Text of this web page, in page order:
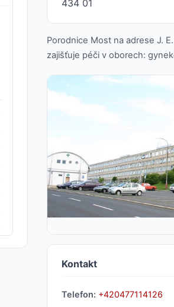
434 01
Porodnice Most na adrese J.
zajišťuje péči v oborech:
Kontakt
Telefon: +420477114126